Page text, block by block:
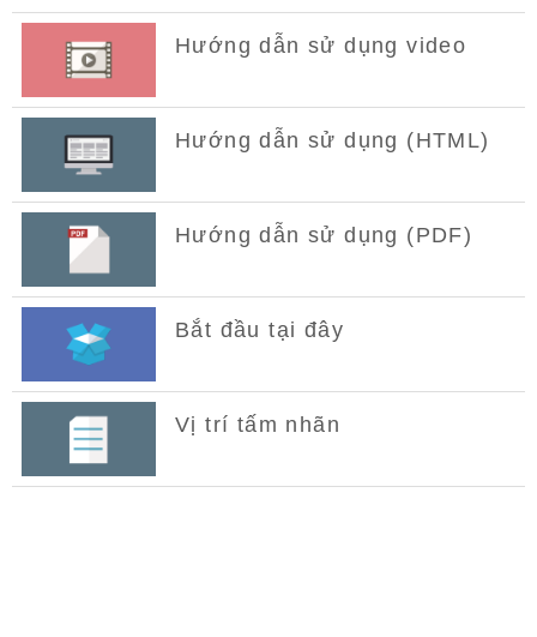
Hướng dẫn sử dụng video
Hướng dẫn sử dụng (HTML)
Hướng dẫn sử dụng (PDF)
Bắt đầu tại đây
Vị trí tấm nhãn